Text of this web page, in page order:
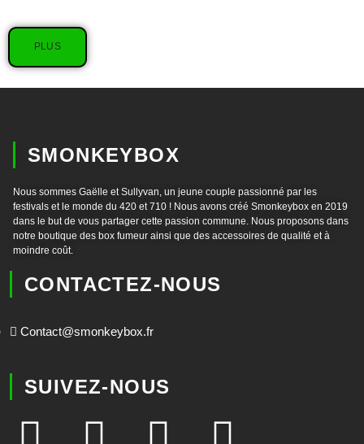
PLUS
SMONKEYBOX
Nous sommes Gaëlle et Sullyvan, un jeune couple passionné par les
festivals et le monde du 420 et 710 ! Nous avons créé Smonkeybox en 2019
dans le but de vous partager cette passion commune. Nous proposons dans
notre boutique des box fumeur ainsi que des accessoires de qualité et à
moindre coût.
CONTACTEZ-NOUS
Contact@smonkeybox.fr
SUIVEZ-NOUS